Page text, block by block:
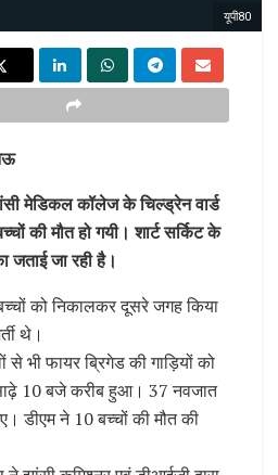
यूपी80
मेडिकल कॉलेज के चिल्ड्रेन वार्ड
की मौत हो गयी। शार्ट सर्किट के
जा रही है।
बच्चों को निकालकर दूसरे जगह किया
थे।
भी फायर ब्रिगेड की गाड़ियों को
10 बजे करीब हुआ। 37 नवजात
डीएम ने 10 बच्चों की मौत की